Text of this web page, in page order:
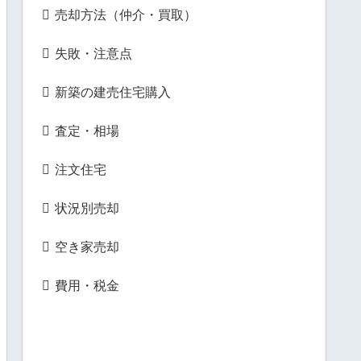
売却方法（仲介・買取）
失敗・注意点
新築の建売住宅購入
査定・相場
注文住宅
状況別売却
空き家売却
費用・税金